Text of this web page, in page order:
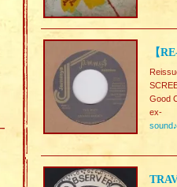
【
Good
ex-
sound♪